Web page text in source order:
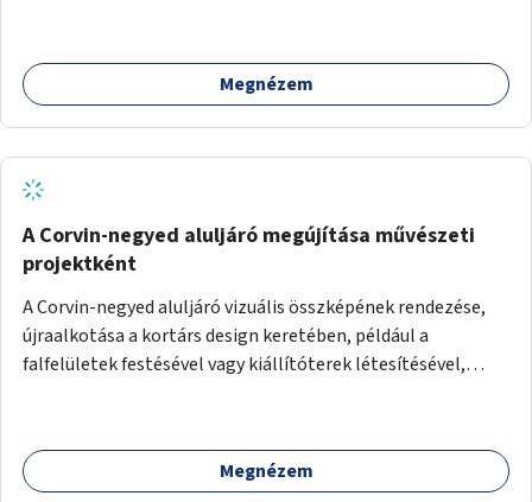
Megnézem
A Corvin-negyed aluljáró megújítása művészeti
projektként
A Corvin-negyed aluljáró vizuális összképének rendezése,
újraalkotása a kortárs design keretében, például a
falfelületek festésével vagy kiállítóterek létesítésével,
bemutatkozásra, szélesebb körben való ismertségre.
Megnézem